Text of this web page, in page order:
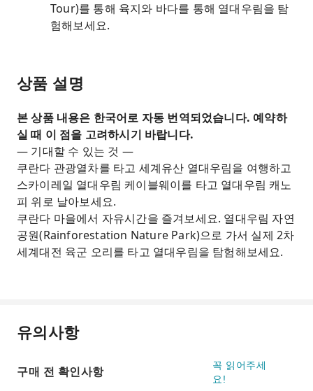
Tour)를 통해 육지와 바다를 통해 열대우림을 탐
험해보세요.
상품 설명
본 상품 내용은 한국어로 자동 번역되었습니다. 예약하
실 때 이 점을 고려하시기 바랍니다.
— 기대할 수 있는 것 —
쿠란다 관광열차를 타고 세계유산 열대우림을 여행하고
스카이레일 열대우림 케이블웨이를 타고 열대우림 캐노
피 위로 날아보세요.
쿠란다 마을에서 자유시간을 즐겨보세요. 열대우림 자연
공원(Rainforestation Nature Park)으로 가서 실제 2차
세계대전 육군 오리를 타고 열대우림을 탐험해보세요.
유의사항
구매 전 확인사항
꼭 읽어주세
요!